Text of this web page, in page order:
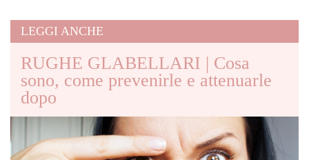
LEGGI ANCHE
RUGHE GLABELLARI | Cosa
sono, come prevenirle e attenuarle
dopo